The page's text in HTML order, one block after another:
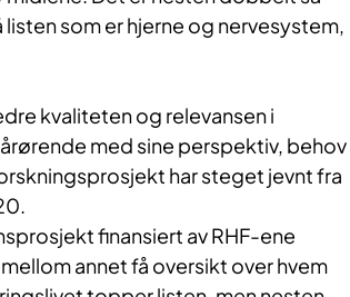
som er hjerne og nervesystem,
kvaliteten og relevansen i
med sine perspektiv, behov
har steget jevnt fra
finansiert av RHF-ene
annet få oversikt over hvem